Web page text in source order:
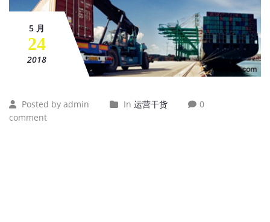
5 月
24
2018
Posted by admin In 运营干货
0
comment